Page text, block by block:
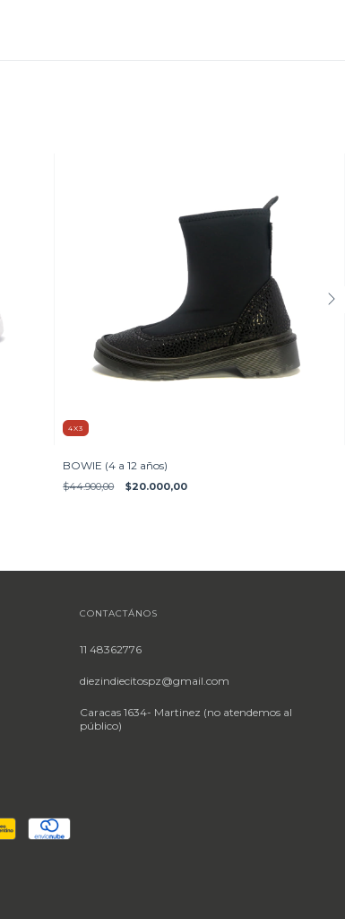
4X3
BOWIE (4 a 12 años)
$44.900,00 $20.000,00
CONTACTÁNOS
11 48362776
diezindiecitospz@gmail.com
Caracas 1634- Martinez (no atendemos al
público)